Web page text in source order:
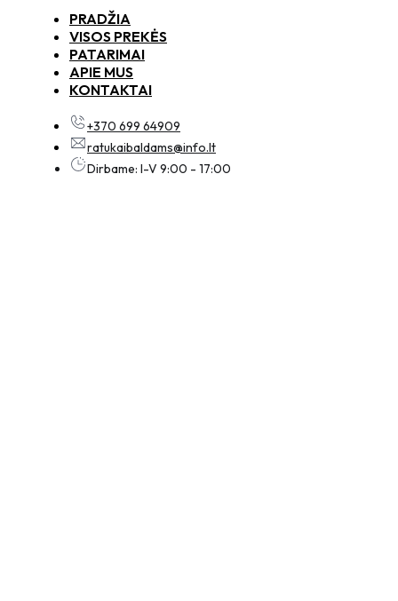
PRADŽIA
VISOS PREKĖS
PATARIMAI
APIE MUS
KONTAKTAI
+370 699 64909
ratukaibaldams@info.lt
Dirbame: I-V 9:00 - 17:00